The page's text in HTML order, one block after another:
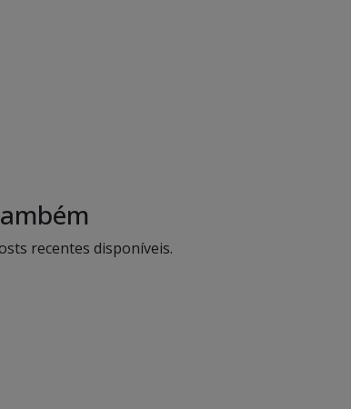
recentes disponíveis.